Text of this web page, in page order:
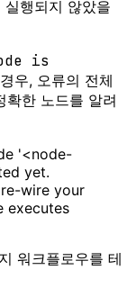
행되지 않았을
is
우, 오류의 전체
확한 노드를 알려
'<node-
yet.
wire your
executes
워크플로우를 테